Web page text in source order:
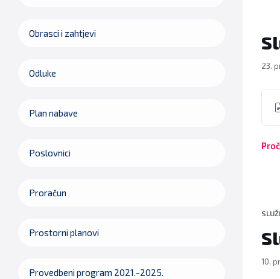
23.
10.
Obrasci i zahtjevi
Odluke
Plan nabave
Poslovnici
Proračun
Prostorni planovi
Provedbeni program 2021.-2025.